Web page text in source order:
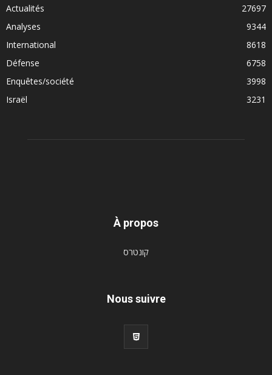
Actualités
27697
Analyses
9344
International
8618
Défense
6758
Enquêtes/société
3998
Israël
3231
À propos
קונטרס
Nous suivre